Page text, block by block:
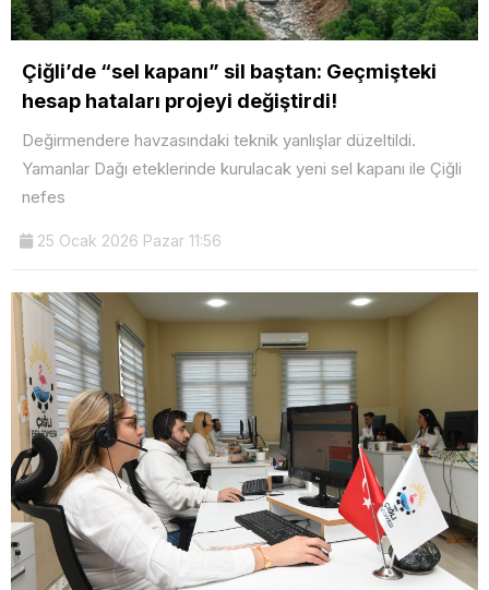
Çiğli’de “sel kapanı” sil baştan: Geçmişteki
hesap hataları projeyi değiştirdi!
Değirmendere havzasındaki teknik yanlışlar düzeltildi.
Yamanlar Dağı eteklerinde kurulacak yeni sel kapanı ile Çiğli
nefes
25 Ocak 2026 Pazar 11:56